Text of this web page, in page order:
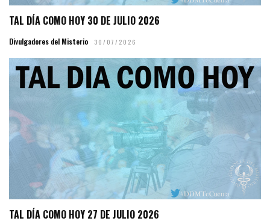
TAL DÍA COMO HOY 30 DE JULIO 2026
Divulgadores del Misterio 30/07/2026
TAL DÍA COMO HOY 27 DE JULIO 2026